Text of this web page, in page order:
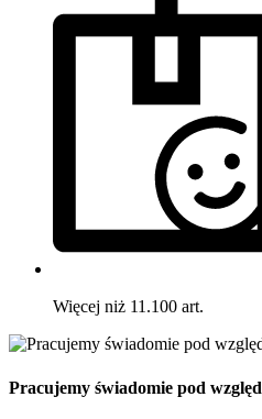
Więcej niż 11.100 art.
Pracujemy świadomie pod